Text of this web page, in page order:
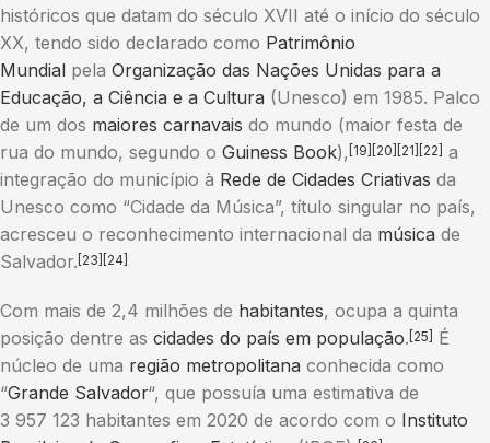
históricos que datam do século XVII até o início do século
XX, tendo sido declarado como Patrimônio
Mundial pela Organização das Nações Unidas para a
Educação, a Ciência e a Cultura (Unesco) em 1985. Palco
de um dos maiores carnavais do mundo (maior festa de
rua do mundo, segundo o Guiness Book), [19] [20] [21] [22]
a
integração do município à Rede de Cidades Criativas da
Unesco como “Cidade da Música”, título singular no país,
acresceu o reconhecimento internacional da música de
Salvador. [23] [24]
Com mais de 2,4 milhões de habitantes, ocupa a quinta
posição dentre as cidades do país em população. [25]
É
núcleo de uma região metropolitana conhecida como
“Grande Salvador“, que possuía uma estimativa de
3 957 123 habitantes em 2020 de acordo com o Instituto